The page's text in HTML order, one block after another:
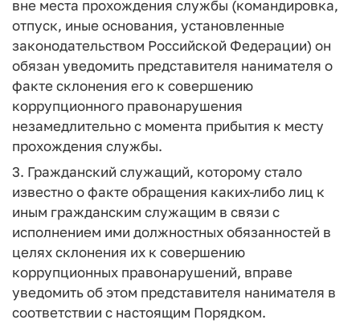
вне места прохождения службы (командировка,
отпуск, иные основания, установленные
законодательством Российской Федерации) он
обязан уведомить представителя нанимателя о
факте склонения его к совершению
коррупционного правонарушения
незамедлительно с момента прибытия к месту
прохождения службы.
3. Гражданский служащий, которому стало
известно о факте обращения каких-либо лиц к
иным гражданским служащим в связи с
исполнением ими должностных обязанностей в
целях склонения их к совершению
коррупционных правонарушений, вправе
уведомить об этом представителя нанимателя в
соответствии с настоящим Порядком.